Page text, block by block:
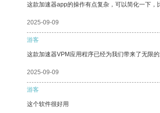
这款加速器app的操作有点复杂，可以简化一下，
2025-09-09
游客
这款加速器VPM应用程序已经为我们带来了无限的
2025-09-09
游客
这个软件很好用